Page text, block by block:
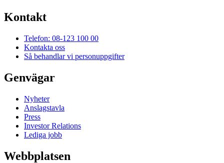
Kontakt
Telefon: 08-123 100 00
Kontakta oss
Så behandlar vi personuppgifter
Genvägar
Nyheter
Anslagstavla
Press
Investor Relations
Lediga jobb
Webbplatsen